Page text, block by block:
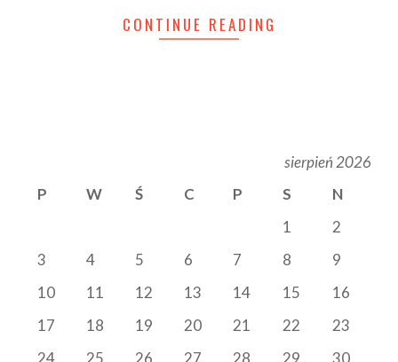
CONTINUE READING
sierpień 2026
P
W Ś C P S
N
1
2
3
4 5 6 7 8
9
10
11 12 13 14 15
16
17
18 19 20 21 22
23